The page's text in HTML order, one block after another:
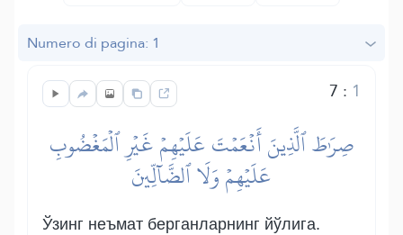
Numero di pagina: 1
7 : 1
صِرَٰطَ ٱلَّذِينَ أَنۡعَمۡتَ عَلَيۡهِمۡ غَيۡرِ ٱلۡمَغۡضُوبِ
عَلَيۡهِمۡ وَلَا ٱلضَّآلِّينَ
Ўзинг неъмат берганларнинг йўлига.